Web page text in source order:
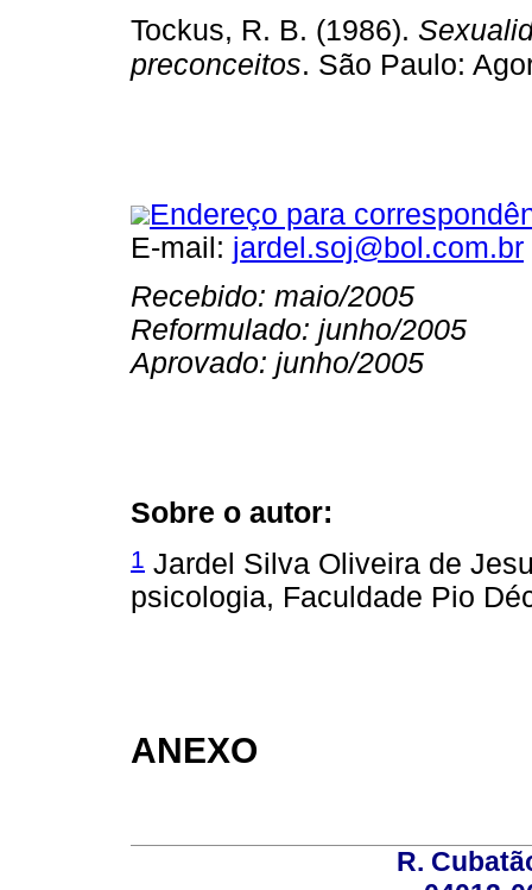
Tockus, R. B. (1986).
preconceitos. São Paulo:
Endereço para
E-mail: jardel.soj@bol.com.br
Recebido: maio/2005
Reformulado: junho/2005
Aprovado: junho/2005
Sobre o autor:
1 Jardel Silva Oliveira de
psicologia, Faculdade Pio
ANEXO
R.